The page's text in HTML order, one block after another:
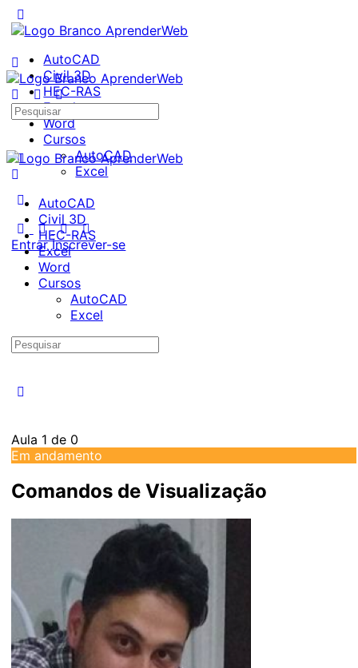
AutoCAD
Civil 3D
HEC-RAS
Excel
Word
Cursos
AutoCAD
Excel
Entrar Inscrever-se
Pesquisar
por:
AutoCAD
Civil 3D
HEC-RAS
Excel
Word
Cursos
AutoCAD
Excel
Pesquisar
Aula 1de 0
Em andamento
Comandos de Visualização